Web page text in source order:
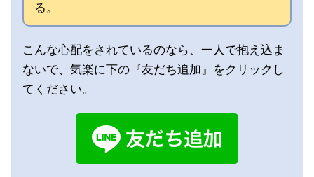
る。
こんな心配をされているのなら、一人で抱え込ま
ないで、気楽に下の『友だち追加』をクリックし
てください。